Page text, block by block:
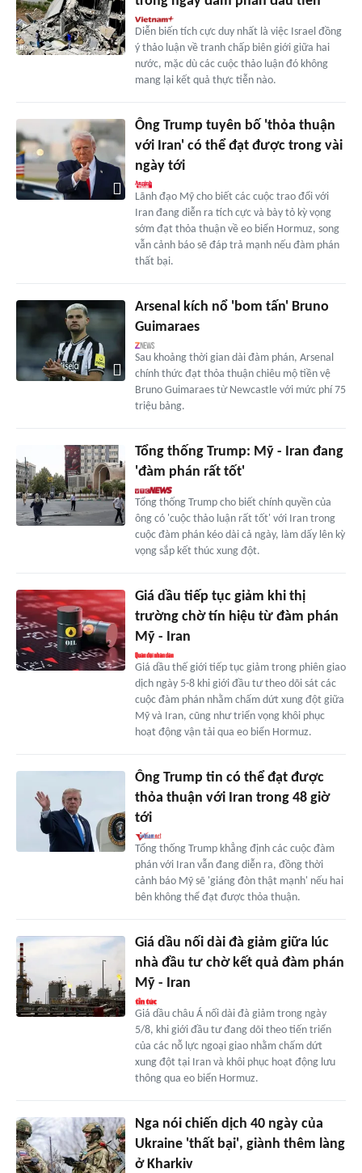
Diễn biến tích cực duy nhất là việc Israel đồng
ý thảo luận về tranh chấp biên giới giữa hai
nước, mặc dù các cuộc thảo luận đó không
mang lại kết quả thực tiễn nào.
Ông Trump tuyên bố 'thỏa thuận
với Iran' có thể đạt được trong vài
ngày tới
Lãnh đạo Mỹ cho biết các cuộc trao đổi với
Iran đang diễn ra tích cực và bày tỏ kỳ vọng
sớm đạt thỏa thuận về eo biển Hormuz, song
vẫn cảnh báo sẽ đáp trả mạnh nếu đàm phán
thất bại.
Arsenal kích nổ 'bom tấn' Bruno
Guimaraes
Sau khoảng thời gian dài đàm phán, Arsenal
chính thức đạt thỏa thuận chiêu mộ tiền vệ
Bruno Guimaraes từ Newcastle với mức phí 75
triệu bảng.
Tổng thống Trump: Mỹ - Iran đang
'đàm phán rất tốt'
Tổng thống Trump cho biết chính quyền của
ông có 'cuộc thảo luận rất tốt' với Iran trong
cuộc đàm phán kéo dài cả ngày, làm dấy lên kỳ
vọng sắp kết thúc xung đột.
Giá dầu tiếp tục giảm khi thị
trường chờ tín hiệu từ đàm phán
Mỹ - Iran
Giá dầu thế giới tiếp tục giảm trong phiên giao
dịch ngày 5-8 khi giới đầu tư theo dõi sát các
cuộc đàm phán nhằm chấm dứt xung đột giữa
Mỹ và Iran, cũng như triển vọng khôi phục
hoạt động vận tải qua eo biển Hormuz.
Ông Trump tin có thể đạt được
thỏa thuận với Iran trong 48 giờ
tới
Tổng thống Trump khẳng định các cuộc đàm
phán với Iran vẫn đang diễn ra, đồng thời
cảnh báo Mỹ sẽ 'giáng đòn thật mạnh' nếu hai
bên không thể đạt được thỏa thuận.
Giá dầu nối dài đà giảm giữa lúc
nhà đầu tư chờ kết quả đàm phán
Mỹ - Iran
Giá dầu châu Á nối dài đà giảm trong ngày
5/8, khi giới đầu tư đang dõi theo tiến triển
của các nỗ lực ngoại giao nhằm chấm dứt
xung đột tại Iran và khôi phục hoạt động lưu
thông qua eo biển Hormuz.
Nga nói chiến dịch 40 ngày của
Ukraine 'thất bại', giành thêm làng
ở Kharkiv